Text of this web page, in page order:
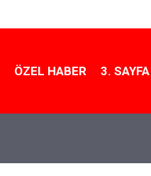
ÖZEL HABER 3. SAYFA